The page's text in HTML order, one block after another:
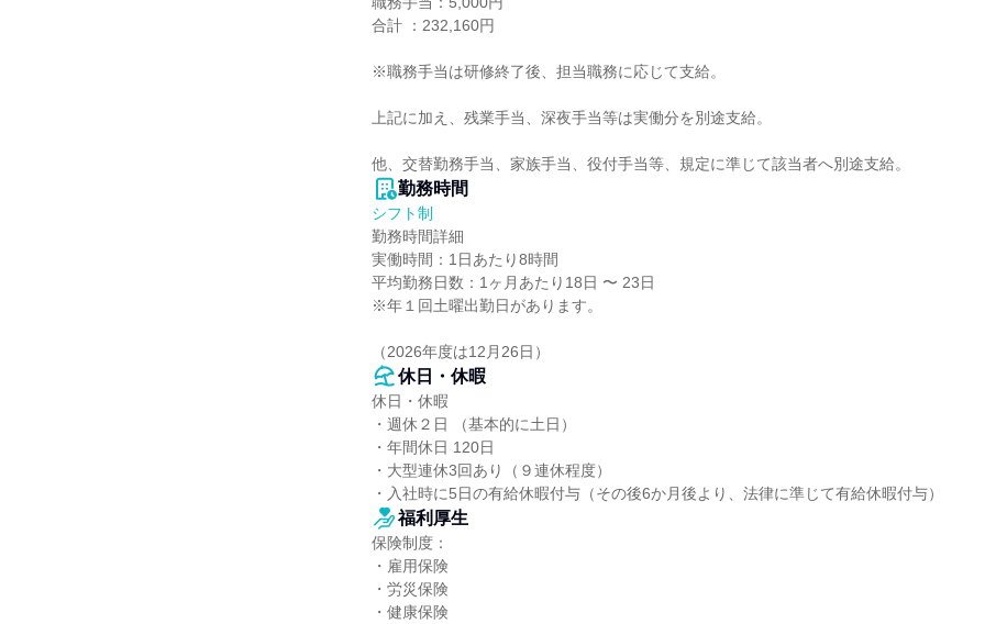
合計 ：232,160円
※職務手当は研修終了後、担当職務に応じて支給。
上記に加え、残業手当、深夜手当等は実働分を別途支給。
他、交替勤務手当、家族手当、役付手当等、規定に準じて該当者へ別途支給。
勤務時間
シフト制
勤務時間詳細
実働時間：1日あたり8時間
平均勤務日数：1ヶ月あたり18日 〜 23日
※年１回土曜出勤日があります。
（2026年度は12月26日）
休日・休暇
休日・休暇
・週休２日 （基本的に土日）
・年間休日 120日
・大型連休3回あり（９連休程度）
・入社時に5日の有給休暇付与（その後6か月後より、法律に準じて有給休暇付与）
福利厚生
保険制度：
・雇用保険
・労災保険
・健康保険